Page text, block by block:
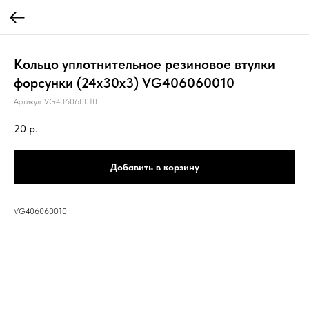
Кольцо уплотнительное резиновое втулки
форсунки (24х30х3) VG406060010
Артикул: VG406060010
20 р.
Добавить в корзину
VG406060010